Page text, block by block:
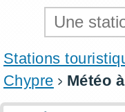
Stations
Chypre
Météo